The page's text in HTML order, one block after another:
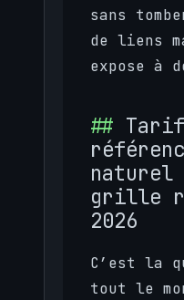
sans
de liens
expose à
naturel
grille
2026
C’est la
tout le